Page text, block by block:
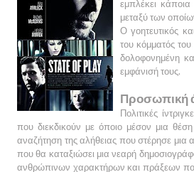
εμπλέκει
μεταξύ των
Ο γοητευτικός
του κόμματός του
δολοφονημένη
εμφάνισή τους.
Προσωπική
Πολιτικές
που διεκδικούν με όποιο μέσον μια
αναζήτηση της αλήθειας που στέρησε μια
που θα καταξιώσει μια νεαρή
ανθρώπινων χαρακτήρων και πράξεων που